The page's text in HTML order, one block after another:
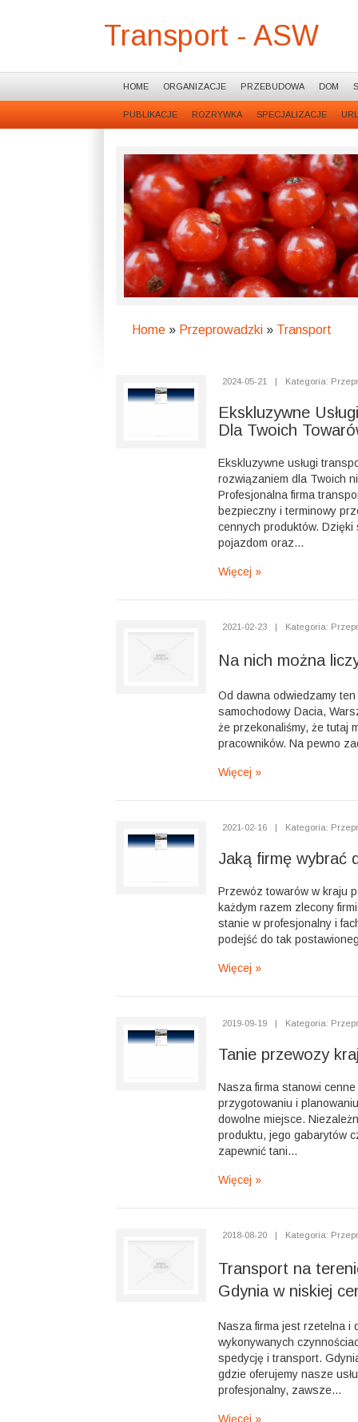
Transport - ASW
HOME ORGANIZACJE PRZEBUDOWA DOM
PUBLIKACJE ROZRYWKA SPECJALIZACJE
Home » Przeprowadzki » Transport
2024-05-21 | Kategoria:
Ekskluzywne
Dla Twoich
Ekskluzywne usługi
rozwiązaniem dla Twoich
Profesjonalna firma
bezpieczny i terminowy
cennych produktów. Dzięki
pojazdom oraz...
Więcej »
2021-02-23 | Kategoria:
Na nich można
Od dawna odwiedzamy
samochodowy Dacia,
że przekonaliśmy, że tutaj
pracowników. Na pewno
Więcej »
2021-02-16 | Kategoria:
Jaką firmę wybrać
Przewóz towarów w kraju
każdym razem zlecony
stanie w profesjonalny i
podejść do tak
Więcej »
2019-09-19 | Kategoria:
Tanie przewozy
Nasza firma stanowi
przygotowaniu i
dowolne miejsce.
produktu, jego gabarytów
zapewnić tani...
Więcej »
2018-08-20 | Kategoria:
Transport na
Gdynia w niskiej
Nasza firma jest rzetelna i
wykonywanych
spedycję i transport.
gdzie oferujemy nasze
profesjonalny, zawsze...
Więcej »